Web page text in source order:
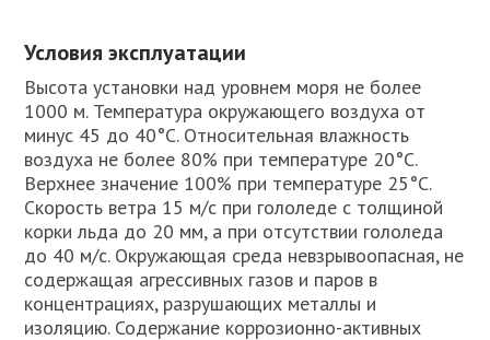
Условия эксплуатации
Высота установки над уровнем моря не более
1000 м. Температура окружающего воздуха от
минус 45 до 40°С. Относительная влажность
воздуха не более 80% при температуре 20°С.
Верхнее значение 100% при температуре 25°С.
Скорость ветра 15 м/с при гололеде с толщиной
корки льда до 20 мм, а при отсутствии гололеда
до 40 м/с. Окружающая среда невзрывоопасная, не
содержащая агрессивных газов и паров в
концентрациях, разрушающих металлы и
изоляцию. Содержание коррозионно-активных